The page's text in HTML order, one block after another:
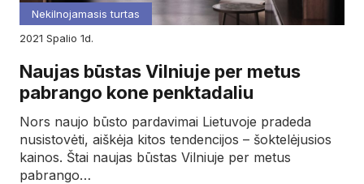
Nekilnojamasis turtas
2021
spalio 1d.
Naujas būstas Vilniuje per metus
pabrango kone penktadaliu
Nors naujo būsto pardavimai Lietuvoje pradeda
nusistovėti, aiškėja kitos tendencijos – šoktelėjusios
kainos. Štai naujas būstas Vilniuje per metus
pabrango…